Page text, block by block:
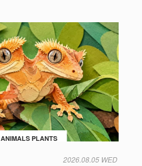
ANIMALS PLANTS
2026.08.05 WED